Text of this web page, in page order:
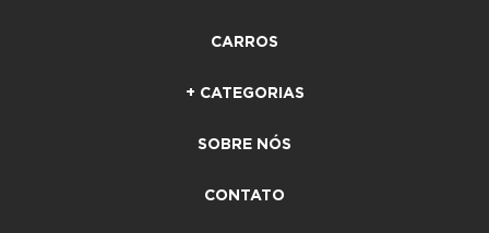
CARROS
+ CATEGORIAS
SOBRE NÓS
CONTATO